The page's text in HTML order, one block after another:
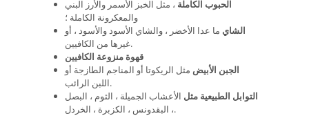
الحبوب الكاملة ، مثل الخبز الأسمر والأرز البني
والمعكرونة الكاملة ؛
الشاي ما عدا الأخضر ، والشاي الأسود والأسود ، أو
غيرها من الكافيين.
قهوة منزوعة الكافيين
الجبن الأبيض مثل الريكوتا أو المناجم الطازجة أو
اللبن الرائب.
التوابل الطبيعية مثل الأعشاب الجميلة ، الثوم ، البصل
، البقدونس ، الكزبرة ، الخردل.